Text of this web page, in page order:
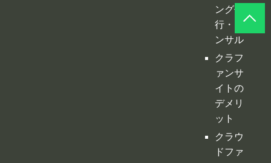
ング代
行・コ
ンサル
クラフ
ァンサ
イトの
デメリ
ット
クラウ
ドファ